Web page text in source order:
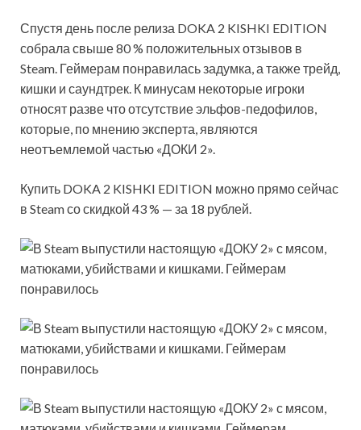
Спустя день после релиза DOKA 2 KISHKI EDITION
собрала свыше 80 % положительных отзывов в
Steam. Геймерам понравилась задумка, а также трейд,
кишки и саундтрек. К минусам некоторые игроки
относят разве что отсутствие эльфов-педофилов,
которые, по мнению эксперта, являются
неотъемлемой частью «ДОКИ 2».
Купить DOKA 2 KISHKI EDITION можно прямо сейчас
в Steam со скидкой 43 % — за 18 рублей.